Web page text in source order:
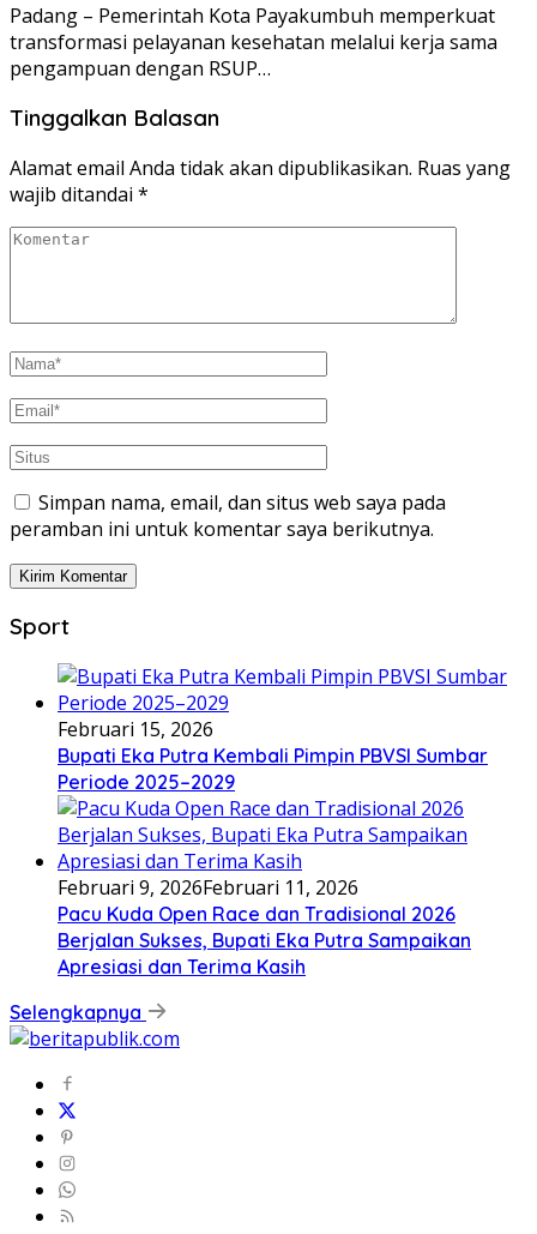
Padang – Pemerintah Kota Payakumbuh memperkuat
transformasi pelayanan kesehatan melalui kerja sama
pengampuan dengan RSUP…
Tinggalkan Balasan
Alamat email Anda tidak akan dipublikasikan. Ruas yang
wajib ditandai *
Simpan nama, email, dan situs web saya pada
peramban ini untuk komentar saya berikutnya.
Sport
Februari 15, 2026
Bupati Eka Putra Kembali Pimpin PBVSI Sumbar
Periode 2025–2029
Februari 9, 2026Februari 11, 2026
Pacu Kuda Open Race dan Tradisional 2026
Berjalan Sukses, Bupati Eka Putra Sampaikan
Apresiasi dan Terima Kasih
Selengkapnya